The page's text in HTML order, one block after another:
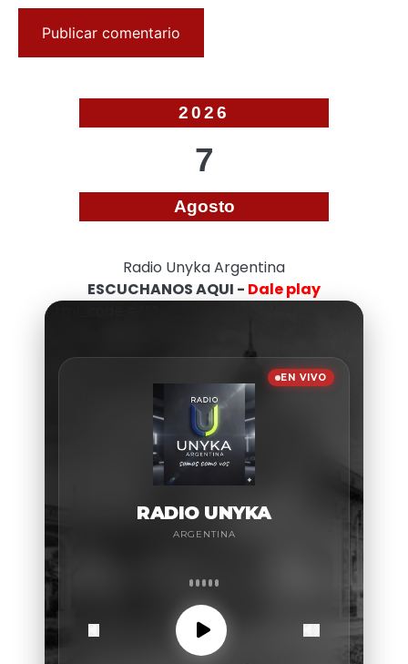
2026
7
Agosto
Radio Unyka Argentina
ESCUCHANOS AQUI - Dale play